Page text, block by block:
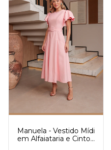
Manuela - Vestido Mídi
em Alfaiataria e Cinto -